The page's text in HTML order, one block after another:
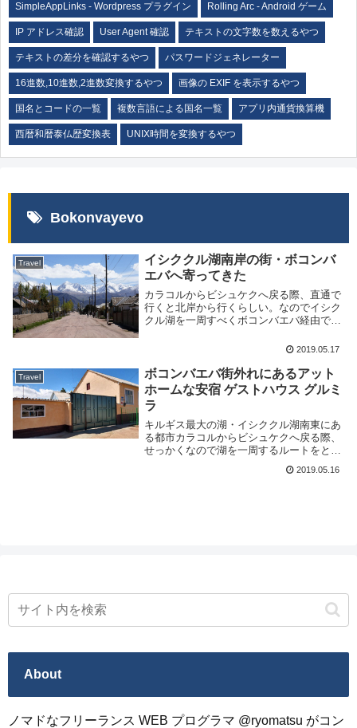
SimpleAppLinks - Wordpress プラグイン Rolling Arc - Android ゲーム
IP アドレス確認 User Agent 確認 テキストの文字数を数えるやつ
テキストの差分を確認するやつ パスワードジェネレーター
16進数,10進数,2進数変換するやつ 画像の EXIF を表示するやつ
国名とコードの一覧 複数言語による国名一覧 アプリ内通貨換算機
西暦和暦泰仏歴変換表 UNIX時間を変換するやつ
Bokonvayevo
Travel
イシククル湖南岸の街・ボコンバ
エバへ寄ってきた
カラコルからビシュケクへ戻る際、直通で
行くと北岸から行くらしい。なのでイシク
クル湖を一周すべくボコンバエバ経由で行
でメモしておこう。場所はこのへん。ボコ
失礼だが観光...
2019.05.17
Travel
ボコンバエバ街外れにあるアット
ホームな安宿 ゲストハウス グルミ
ラ
キルギス最大の湖・イシククル湖南東にあ
る都市カラコルからビシュケクへ戻る際、
せっかくなので湖を一周するルートをとい
う事で中間地点にある街ボコンバエバへ行
く事にした。その際泊まったゲストハウス
2019.05.16
About
ノマドなフリーランス WEB プログラマ @ryomatsu がコン